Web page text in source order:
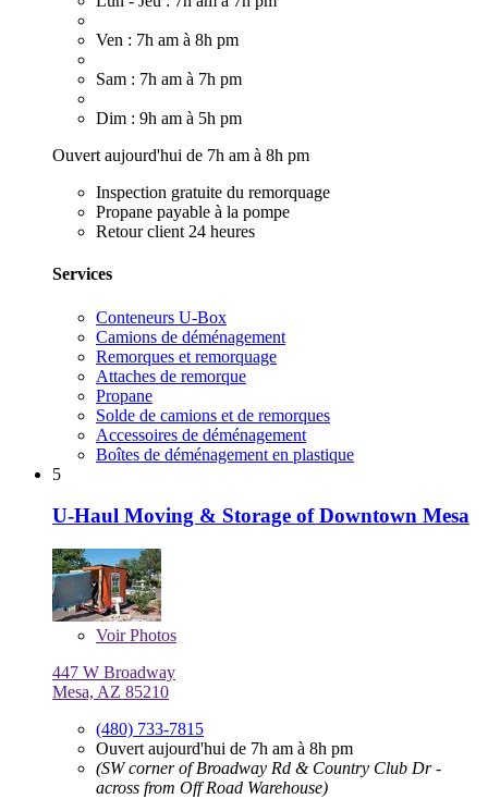
Ven : 7h am à 8h pm
Sam : 7h am à 7h pm
Dim : 9h am à 5h pm
Ouvert aujourd'hui de 7h am à 8h pm
Inspection gratuite du remorquage
Propane payable à la pompe
Retour client 24 heures
Services
Conteneurs U-Box
Camions de déménagement
Remorques et remorquage
Attaches de remorque
Propane
Solde de camions et de remorques
Accessoires de déménagement
Boîtes de déménagement en plastique
5
U-Haul Moving & Storage of Downtown Mesa
VoirPhotos
447 W Broadway
Mesa, AZ 85210
(480) 733-7815
Ouvert aujourd'hui de 7h am à 8h pm
(SW corner of Broadway Rd & Country Club Dr -
across from Off Road Warehouse)